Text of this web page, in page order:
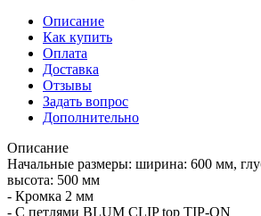
Описание
Как купить
Оплата
Доставка
Отзывы
Задать вопрос
Дополнительно
Описание
Начальные размеры: ширина: 600 мм,
высота: 500 мм
- Кромка 2 мм
- C петлями BLUM CLIP top TIP-ON